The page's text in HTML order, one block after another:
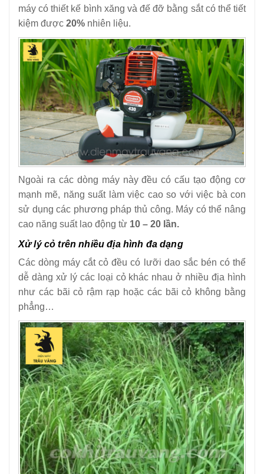
máy có thiết kế bình xăng và đế đỡ bằng sắt có thể tiết
kiệm được 20% nhiên liệu.
Ngoài ra các dòng máy này đều có cấu tạo động cơ
mạnh mẽ, năng suất làm việc cao so với việc bà con
sử dụng các phương pháp thủ công. Máy có thể nâng
cao năng suất lao động từ 10 – 20 lần.
Xử lý cỏ trên nhiều địa hình đa dạng
Các dòng máy cắt cỏ đều có lưỡi dao sắc bén có thể
dễ dàng xử lý các loại cỏ khác nhau ở nhiều địa hình
như các bãi cỏ rậm rạp hoặc các bãi cỏ không bằng
phẳng…